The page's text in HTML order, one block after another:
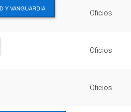
Y VANGUARDIA
Oficios
Oficios
Oficios